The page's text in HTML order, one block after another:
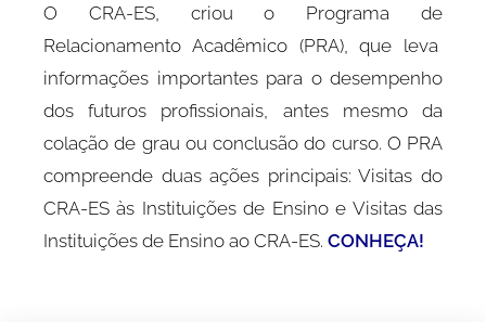
O CRA-ES, criou o Programa de
Relacionamento Acadêmico (PRA), que leva
informações importantes para o desempenho
dos futuros profissionais, antes mesmo da
colação de grau ou conclusão do curso. O PRA
compreende duas ações principais: Visitas do
CRA-ES às Instituições de Ensino e Visitas das
Instituições de Ensino ao CRA-ES. CONHEÇA!